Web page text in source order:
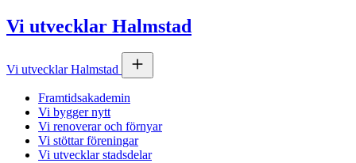
Vi utvecklar Halmstad
Vi utvecklar Halmstad
Framtidsakademin
Vi bygger nytt
Vi renoverar och förnyar
Vi stöttar föreningar
Vi utvecklar stadsdelar